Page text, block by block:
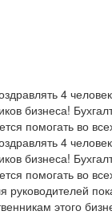
4
бизнеса!
помогать во
4
бизнеса!
помогать во
этого